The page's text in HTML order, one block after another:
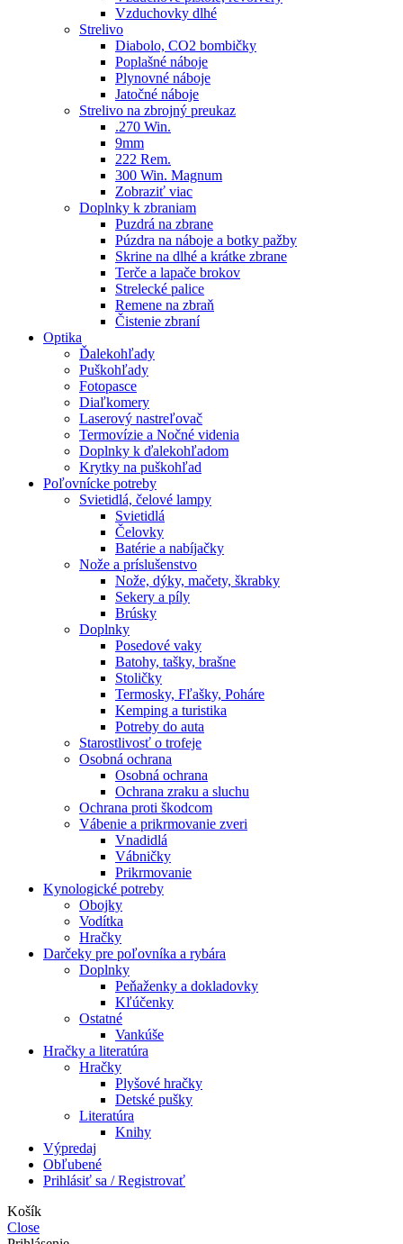
Vzduchovky dlhé
Strelivo
Diabolo, CO2 bombičky
Poplašné náboje
Plynovné náboje
Jatočné náboje
Strelivo na zbrojný preukaz
.270 Win.
9mm
222 Rem.
300 Win. Magnum
Zobraziť viac
Doplnky k zbraniam
Puzdrá na zbrane
Púzdra na náboje a botky pažby
Skrine na dlhé a krátke zbrane
Terče a lapače brokov
Strelecké palice
Remene na zbraň
Čistenie zbraní
Optika
Ďalekohľady
Puškohľady
Fotopasce
Diaľkomery
Laserový nastreľovač
Termovízie a Nočné videnia
Doplnky k ďalekohľadom
Krytky na puškohľad
Poľovnícke potreby
Svietidlá, čelové lampy
Svietidlá
Čelovky
Batérie a nabíjačky
Nože a príslušenstvo
Nože, dýky, mačety, škrabky
Sekery a píly
Brúsky
Doplnky
Posedové vaky
Batohy, tašky, brašne
Stoličky
Termosky, Fľašky, Poháre
Kemping a turistika
Potreby do auta
Starostlivosť o trofeje
Osobná ochrana
Osobná ochrana
Ochrana zraku a sluchu
Ochrana proti škodcom
Vábenie a prikrmovanie zveri
Vnadidlá
Vábničky
Prikrmovanie
Kynologické potreby
Obojky
Vodítka
Hračky
Darčeky pre poľovníka a rybára
Doplnky
Peňaženky a dokladovky
Kľúčenky
Ostatné
Vankúše
Hračky a literatúra
Hračky
Plyšové hračky
Detské pušky
Literatúra
Knihy
Výpredaj
Obľubené
Prihlásiť sa / Registrovať
Košík
Close